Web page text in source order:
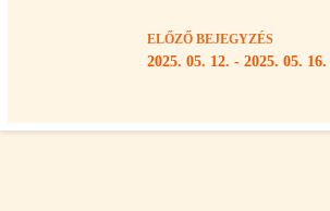
ELŐZŐ BEJEGYZÉS
2025. 05. 12. - 2025. 05.